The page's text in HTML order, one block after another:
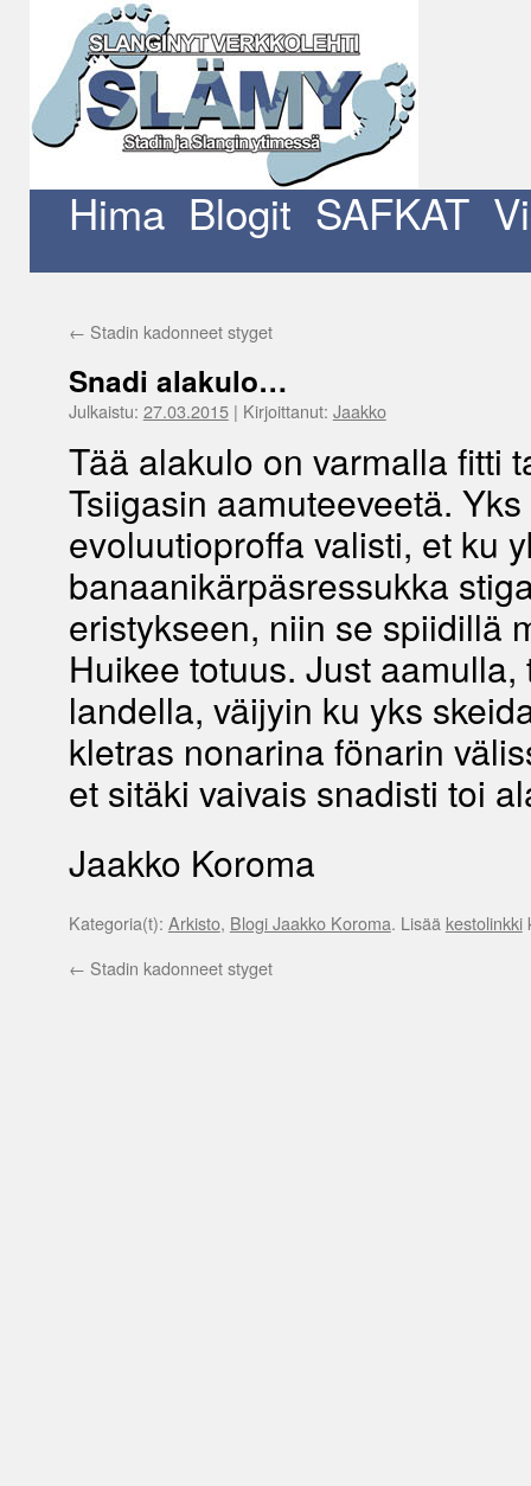
Hima Blogit SAFKAT
← Stadin kadonneet styget
Snadi alakulo…
Julkaistu: 27.03.2015| Kirjoittanut: Jaakko
Tää alakulo on varmalla fitti
Tsiigasin aamuteeveetä. Yks
evoluutioproffa valisti, et ku
banaanikärpäsressukka
eristykseen, niin se spiidillä
Huikee totuus. Just aamulla,
landella, väijyin ku yks
kletras nonarina fönarin
et sitäki vaivais snadisti toi
Jaakko Koroma
Kategoria(t): Arkisto, Blogi Jaakko Koroma. Lisää kestolinkki
← Stadin kadonneet styget